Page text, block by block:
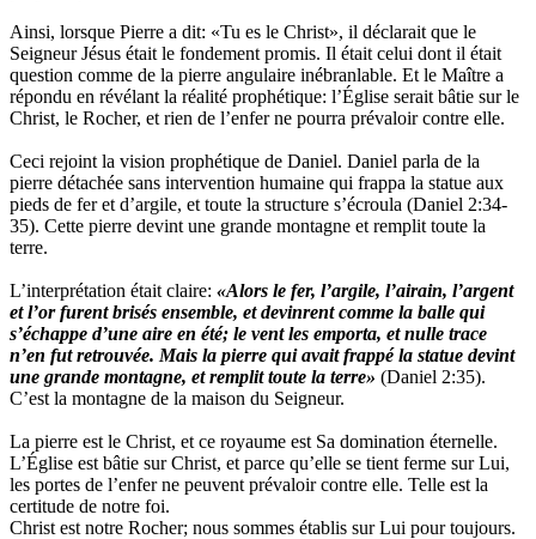
Ainsi, lorsque Pierre a dit: «Tu es le Christ», il déclarait que le
Seigneur Jésus était le fondement promis. Il était celui dont il était
question comme de la pierre angulaire inébranlable. Et le Maître a
répondu en révélant la réalité prophétique: l’Église serait bâtie sur le
Christ, le Rocher, et rien de l’enfer ne pourra prévaloir contre elle.
Ceci rejoint la vision prophétique de Daniel. Daniel parla de la
pierre détachée sans intervention humaine qui frappa la statue aux
pieds de fer et d’argile, et toute la structure s’écroula (Daniel 2:34-
35). Cette pierre devint une grande montagne et remplit toute la
terre.
L’interprétation était claire: «Alors le fer, l’argile, l’airain, l’argent
et l’or furent brisés ensemble, et devinrent comme la balle qui
s’échappe d’une aire en été; le vent les emporta, et nulle trace
n’en fut retrouvée. Mais la pierre qui avait frappé la statue devint
une grande montagne, et remplit toute la terre» (Daniel 2:35).
C’est la montagne de la maison du Seigneur.
La pierre est le Christ, et ce royaume est Sa domination éternelle.
L’Église est bâtie sur Christ, et parce qu’elle se tient ferme sur Lui,
les portes de l’enfer ne peuvent prévaloir contre elle. Telle est la
certitude de notre foi.
Christ est notre Rocher; nous sommes établis sur Lui pour toujours.